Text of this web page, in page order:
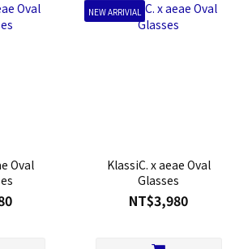
Oval
NEW ARRIVIAL
KlassiC. x aeae Oval
Glasses
NT$3,980